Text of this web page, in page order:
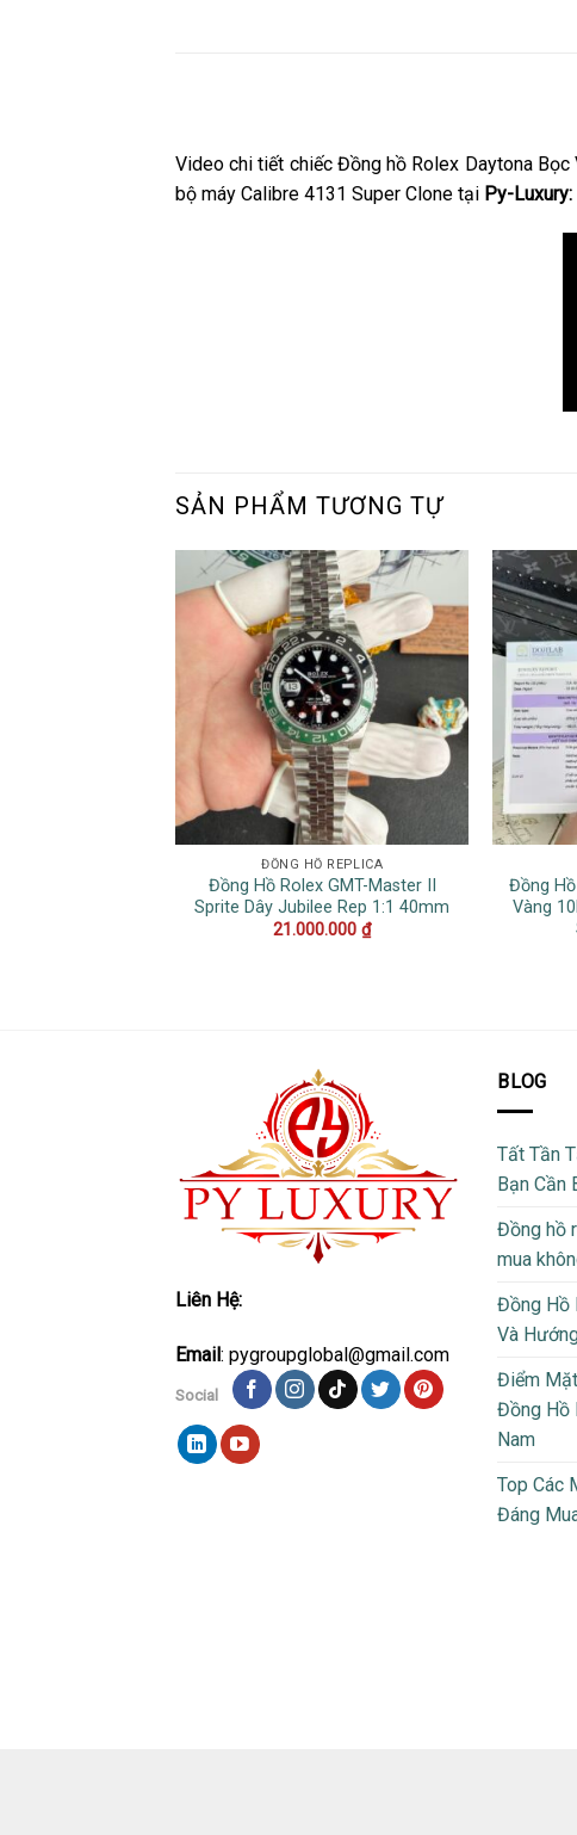
Video chi tiết chiếc Đồng hồ Rolex Daytona
bộ máy Calibre 4131 Super Clone tại Py-Luxury:
SẢN PHẨM TƯƠNG TỰ
ĐỒNG HỒ REPLICA
Đồng Hồ Rolex GMT-Master II
Sprite Dây Jubilee Rep 1:1 40mm
21.000.000₫
Đồng
Vàng
Liên Hệ:
Email: pygroupglobal@gmail.com
Social
BLOG
Tất Tần
Bạn Cần
Đồng hồ
mua
Đồng Hồ
Và
Điểm
Đồng Hồ
Nam
Top Các
Đáng